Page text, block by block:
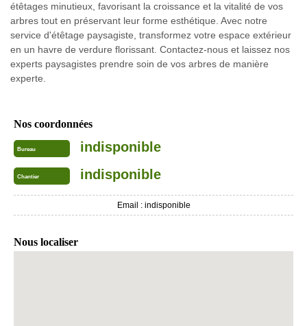
étêtages minutieux, favorisant la croissance et la vitalité de vos
arbres tout en préservant leur forme esthétique. Avec notre
service d'étêtage paysagiste, transformez votre espace extérieur
en un havre de verdure florissant. Contactez-nous et laissez nos
experts paysagistes prendre soin de vos arbres de manière
experte.
Nos coordonnées
Bureau indisponible
Chantier indisponible
Email : indisponible
Nous localiser